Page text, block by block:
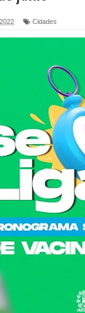
Neta do Sindicato
Convenção em
DO BREJO em
à pré-candidatura
com foco na
Ribeiro e prática
Rosângela e
Cidades